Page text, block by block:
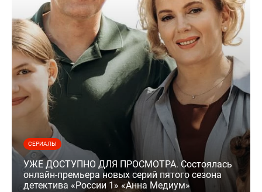
СЕРИАЛЫ
УЖЕ ДОСТУПНО ДЛЯ ПРОСМОТРА. Состоялась
онлайн-премьера новых серий пятого сезона
детектива «России 1» «Анна Медиум»